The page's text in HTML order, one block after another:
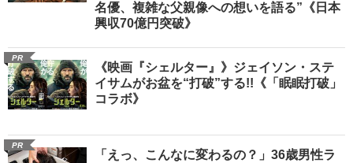
名優、複雑な父親像への想いを語る”《日本
興収70億円突破》
PR
《映画『シェルター』》ジェイソン・ステ
イサムがお盆を“打破”する!!《「眠眠打破」
コラボ》
PR
「えっ、こんなに変わるの？」36歳男性ラ